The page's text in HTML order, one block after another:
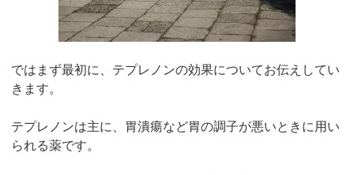
ではまず最初に、テプレノンの効果についてお伝えしてい
きます。
テプレノンは主に、胃潰瘍など胃の調子が悪いときに用い
られる薬です。